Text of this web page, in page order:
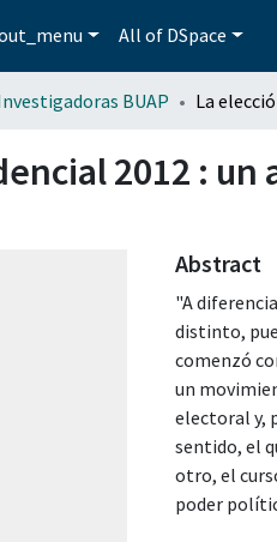
All of DSpace
BUAP
2012 :
Abstract
"A
distinto,
comenzó
un
electoral y,
sentido, el
otro, el
poder